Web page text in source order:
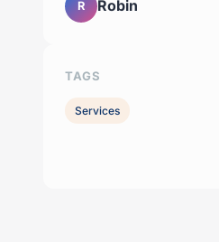
R Robin
TAGS
Services